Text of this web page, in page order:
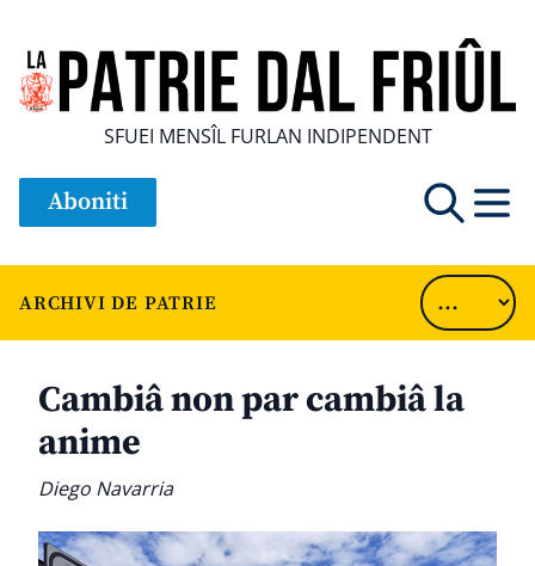
SFUEI MENSÎL FURLAN INDIPENDENT
Aboniti
ARCHIVI DE PATRIE
Cambiâ non par cambiâ la
anime
Diego Navarria